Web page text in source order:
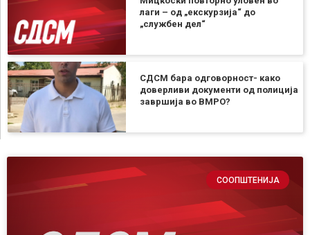
лаги – од „екскурзија“ до
„службен дел“
СДСМ бара одговорност- како
доверливи документи од полиција
завршија во ВМРО?
СООПШТЕНИЈА